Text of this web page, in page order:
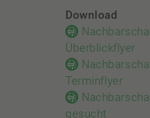
Download
Überblickflyer
Terminflyer
gesucht